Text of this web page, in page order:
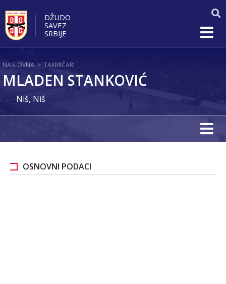
DŽUDO
SAVEZ
SRBIJE
NASLOVNA > TAKMIČARI
MLADEN STANKOVIĆ
Niš, Niš
OSNOVNI PODACI